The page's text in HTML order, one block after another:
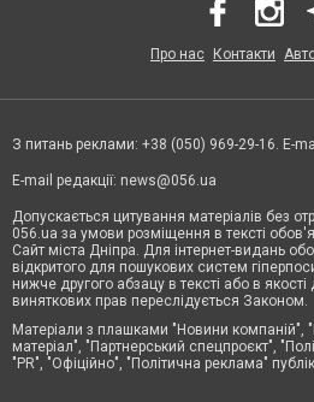
Про нас Контакти
З питань реклами: +38 (050) 969-29-16. E-
E-mail редакції: news@056.ua
Допускається цитування матеріалів без
056.ua за умови розміщення в тексті
Сайт міста Дніпра. Для інтернет-видань
відкритого для пошукових систем
нижче другого абзацу в тексті або в
виняткових прав переслідується Законом.
Матеріали з плашками "Новини компаній",
матеріал", "Партнерський спецпроєкт",
"PR", "Офіційно", "Політична реклама"